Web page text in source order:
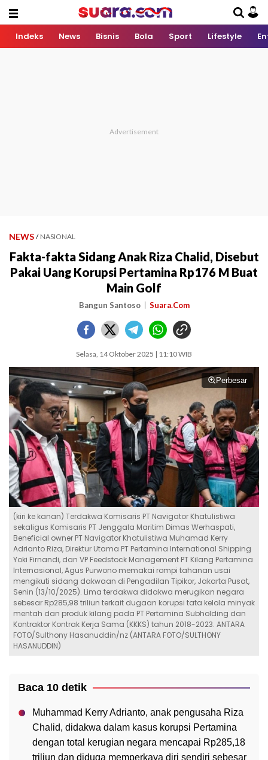
Indeks News Bisnis Bola Sport Lifestyle
NEWS / NASIONAL
Fakta-fakta Sidang Anak Riza Chalid, Disebut
Pakai Uang Korupsi Pertamina Rp176 M Buat
Main Golf
Bangun Santoso Suara.Com
Selasa, 14 Oktober 2025 | 11:10 WIB
Perbesar
(kiri ke kanan) Terdakwa Komisaris PT Navigator Khatulistiwa
sekaligus Komisaris PT Jenggala Maritim Dimas Werhaspati,
Beneficial owner PT Navigator Khatulistiwa Muhamad Kerry
Adrianto Riza, Direktur Utama PT Pertamina International Shipping
Yoki Firnandi, dan VP Feedstock Management PT Kilang Pertamina
Internasional, Agus Purwono memakai rompi tahanan usai
mengikuti sidang dakwaan di Pengadilan Tipikor, Jakarta Pusat,
Senin (13/10/2025). Lima terdakwa didakwa merugikan negara
sebesar Rp285,98 triliun terkait dugaan korupsi tata kelola minyak
mentah dan produk kilang pada PT Pertamina Subholding dan
Kontraktor Kontrak Kerja Sama (KKKS) tahun 2018-2023. ANTARA
FOTO/Sulthony Hasanuddin/nz (ANTARA FOTO/SULTHONY
HASANUDDIN)
Baca 10 detik
Muhammad Kerry Adrianto, anak pengusaha Riza
Chalid, didakwa dalam kasus korupsi Pertamina
dengan total kerugian negara mencapai Rp285,18
triliun dan diduga memperkaya diri sendiri sebesar